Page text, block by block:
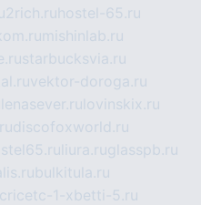
2rich.ru hostel-65.ru
mishinlab.ru
starbucksvia.ru
vektor-doroga.ru
lenasever.ru lovinskix.ru
discofoxworld.ru
liura.ruglasspb.ru
bulkitula.ru
1-xbetti-5.ru